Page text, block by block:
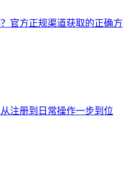
官方正规渠道获取的正确方
注册到日常操作一步到位